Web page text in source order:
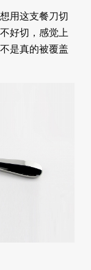
用这支餐刀切
好切，感觉上
是真的被覆盖